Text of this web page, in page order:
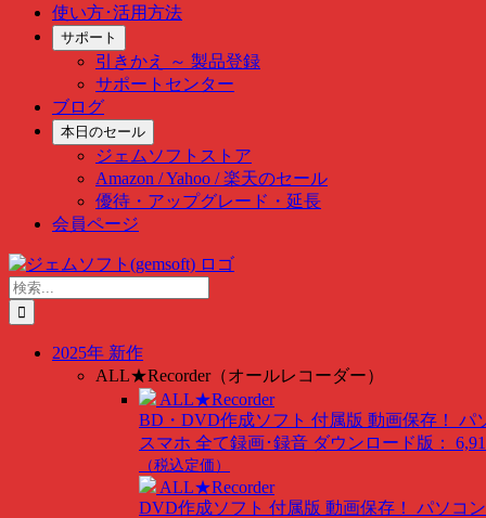
使い方･活用方法
サポート
引きかえ ～ 製品登録
サポートセンター
ブログ
本日のセール
ジェムソフトストア
Amazon / Yahoo / 楽天のセール
優待・アップグレード・延長
会員ページ
Skip
to
content
検
索
…
2025年 新作
ALL★Recorder（オールレコーダー）
ALL★Recorder
BD・DVD作成ソフト 付属版 動画保存！ パ
スマホ 全て録画･録音 ダウンロード版：
（税込定価）
ALL★Recorder
DVD作成ソフト 付属版 動画保存！ パソコ